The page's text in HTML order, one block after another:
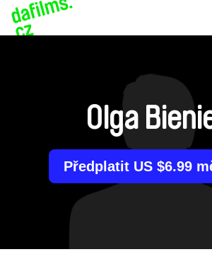
Olga
Předplatit US $6.99